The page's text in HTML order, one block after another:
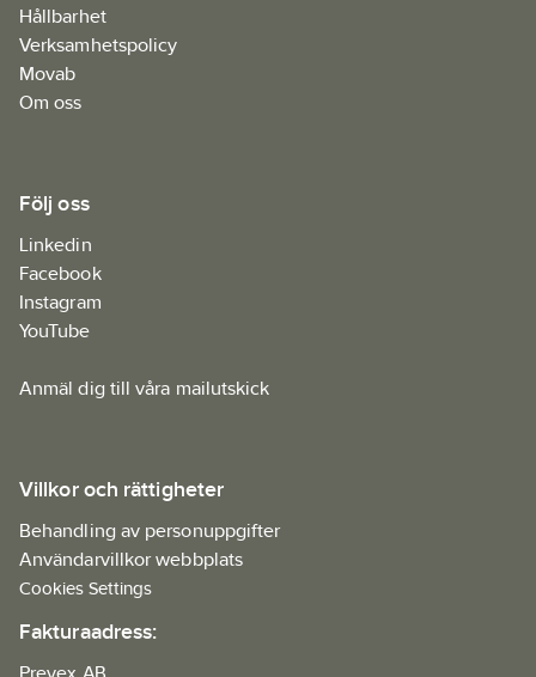
Hållbarhet
Verksamhetspolicy
Movab
Om oss
Följ oss
Linkedin
Facebook
Instagram
YouTube
Anmäl dig till våra mailutskick
Villkor och rättigheter
Behandling av personuppgifter
Användarvillkor webbplats
Cookies Settings
Fakturaadress: